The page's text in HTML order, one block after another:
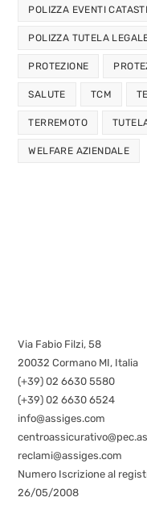
POLIZZA EVENTI
POLIZZA TUTELA
PROTEZIONE
SALUTE TCM
TERREMOTO
WELFARE AZIENDALE
Via Fabio Filzi, 58
20032 Cormano MI, Italia
(+39) 02 6630 5580
(+39) 02 6630 6524
info@assiges.com
reclami@assiges.com
Numero Iscrizione al
26/05/2008